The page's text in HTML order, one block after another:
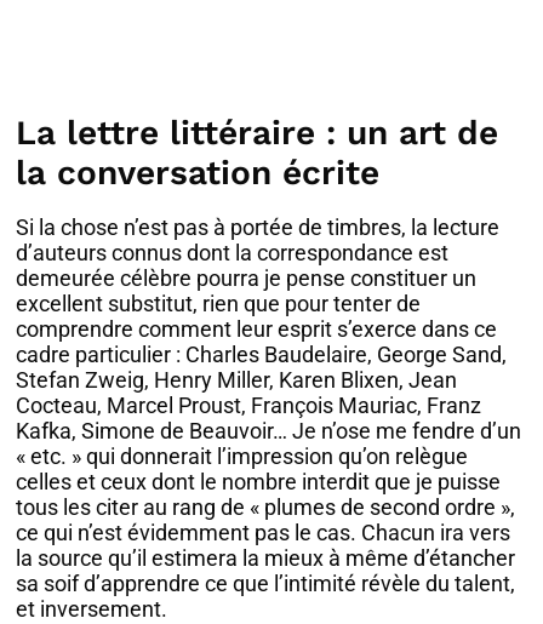
La lettre littéraire : un art de
la conversation écrite
Si la chose n’est pas à portée de timbres, la lecture
d’auteurs connus dont la correspondance est
demeurée célèbre pourra je pense constituer un
excellent substitut, rien que pour tenter de
comprendre comment leur esprit s’exerce dans ce
cadre particulier : Charles Baudelaire, George Sand,
Stefan Zweig, Henry Miller, Karen Blixen, Jean
Cocteau, Marcel Proust, François Mauriac, Franz
Kafka, Simone de Beauvoir… Je n’ose me fendre d’un
« etc. » qui donnerait l’impression qu’on relègue
celles et ceux dont le nombre interdit que je puisse
tous les citer au rang de « plumes de second ordre »,
ce qui n’est évidemment pas le cas. Chacun ira vers
la source qu’il estimera la mieux à même d’étancher
sa soif d’apprendre ce que l’intimité révèle du talent,
et inversement.